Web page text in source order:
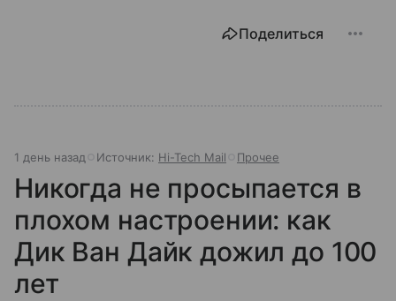
Поделиться
1 день назад Источник: Hi-Tech Mail Прочее
Никогда не просыпается в
плохом настроении: как
Дик Ван Дайк дожил до 100
лет